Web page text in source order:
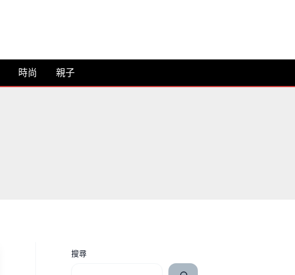
時尚 親子
搜尋